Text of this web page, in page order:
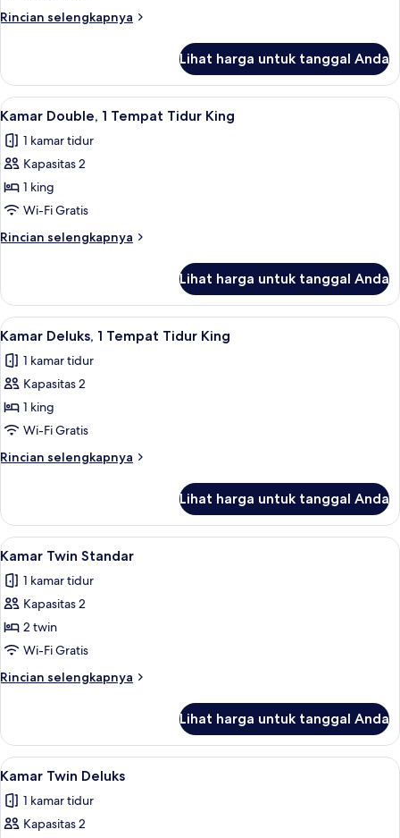
Rincian selengkapnya
Rincian
Kamar
Single
Lihat harga untuk tanggal Anda
Lihat
semua
foto
untuk
Kamar
Double,
1
Tempat
King
Kamar Double, 1 Tempat Tidur King
3
Kamar Double, 1 Tempat Tidur King
1 kamar tidur
Kapasitas 2
1 king
Wi-Fi Gratis
Rincian selengkapnya
Rincian
Kamar
Double,
1
Tidur
King
Lihat harga untuk tanggal Anda
Lihat
semua
foto
untuk
Kamar
Deluks,
1
Tempat
King
Kamar Deluks, 1 Tempat Tidur King
4
Kamar Deluks, 1 Tempat Tidur King
1 kamar tidur
Kapasitas 2
1 king
Wi-Fi Gratis
Rincian selengkapnya
Rincian
Kamar
Deluks,
1
Tidur
King
Lihat harga untuk tanggal Anda
Lihat
semua
foto
untuk
Kamar
Twin
Standar
Kamar Twin Standar | Minibar,
4
Kamar Twin Standar
1 kamar tidur
Kapasitas 2
2 twin
Wi-Fi Gratis
Rincian selengkapnya
Rincian
Kamar
Twin
Standar
Lihat harga untuk tanggal Anda
Lihat
semua
foto
untuk
Kamar Twin Deluks | Minibar,
4
Kamar Twin Deluks
1 kamar tidur
Kapasitas 2